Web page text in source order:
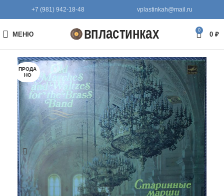
+7 (981) 942-18-48 vplastinkah@mail.ru
МЕНЮ
0
0 ₽
ПРОДА
НО